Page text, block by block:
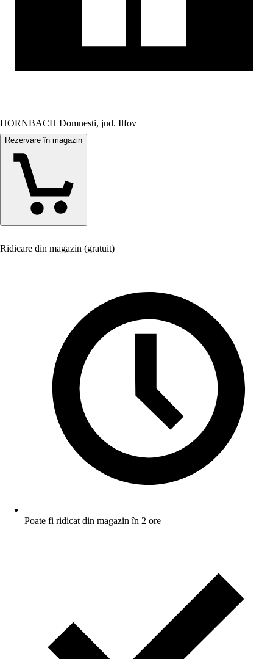
HORNBACH Domnesti, jud. Ilfov
Rezervare în magazin
Ridicare din magazin (gratuit)
Poate fi ridicat din magazin în 2 ore